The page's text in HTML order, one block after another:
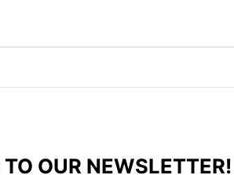
OUR NEWSLETTER!